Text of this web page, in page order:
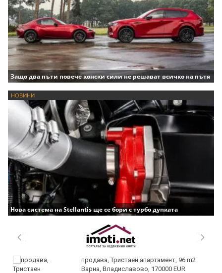
Защо два пъти повече конски сили не решават всичко на пътя
НОВИНИ
Нова система на Stellantis ще се бори с турбо дупката
продава, Тристаен апартамент, 96 m2
Варна, Владиславово, 170000 EUR